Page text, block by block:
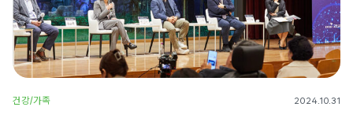
건강/가족 2024.10.31